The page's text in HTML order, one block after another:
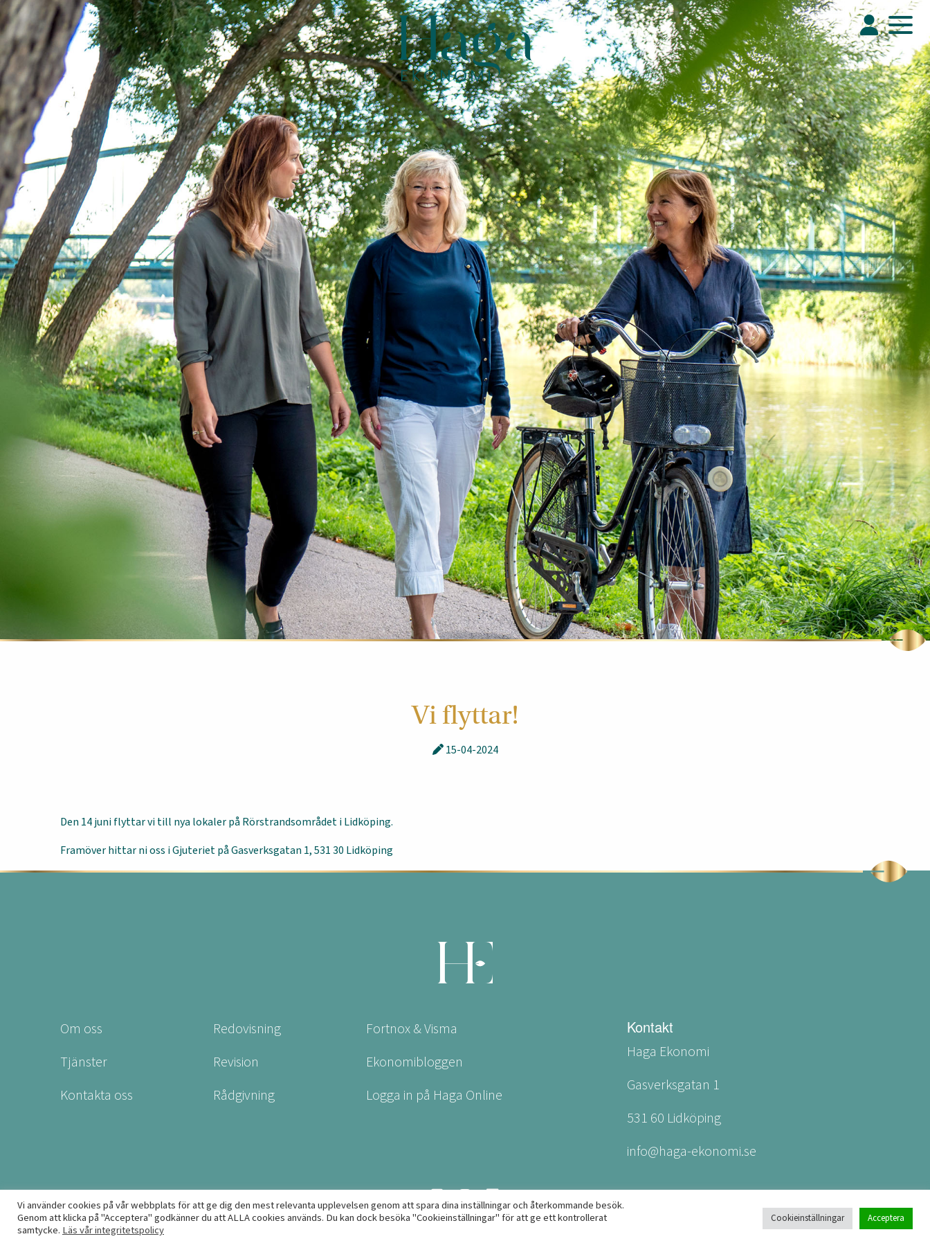
Vi flyttar!
15-04-2024
Den 14 juni flyttar vi till nya lokaler på Rörstrandsområdet i Lidköping.
Framöver hittar ni oss i Gjuteriet på Gasverksgatan 1, 531 30 Lidköping
Om oss
Tjänster
Kontakta oss
Redovisning
Revision
Rådgivning
Fortnox & Visma
Ekonomibloggen
Logga in på Haga Online
Kontakt
Haga Ekonomi
Gasverksgatan 1
531 60 Lidköping
info@haga-ekonomi.se
Vi använder cookies på vår webbplats för att ge dig den mest relevanta upplevelsen genom att spara dina inställningar och återkommande besök.
Genom att klicka på "Acceptera" godkänner du att ALLA cookies används. Du kan dock besöka "Cookieinställningar" för att ge ett kontrollerat
samtycke. Läs vår integritetspolicy
Cookieinställningar Acceptera